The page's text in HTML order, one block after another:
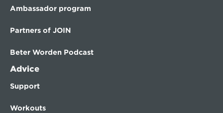
Ambassador program
Partners of JOIN
Beter Worden Podcast
Advice
Support
Workouts